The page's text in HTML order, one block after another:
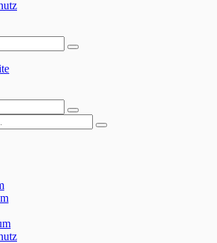
Suche
Suche
Suche